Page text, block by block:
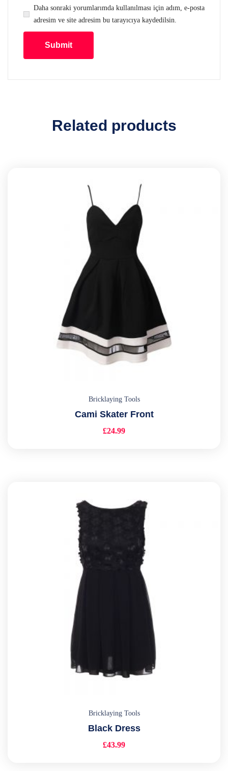
Daha sonraki yorumlarımda kullanılması için adım, e-posta
adresim ve site adresim bu tarayıcıya kaydedilsin.
Related products
Bricklaying Tools
Cami Skater Front
£24.99
Bricklaying Tools
Black Dress
£43.99